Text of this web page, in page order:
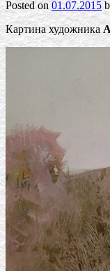
Posted on 01.07.2015
Картина художника